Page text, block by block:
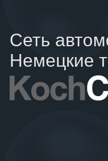
Сеть
Немецкие